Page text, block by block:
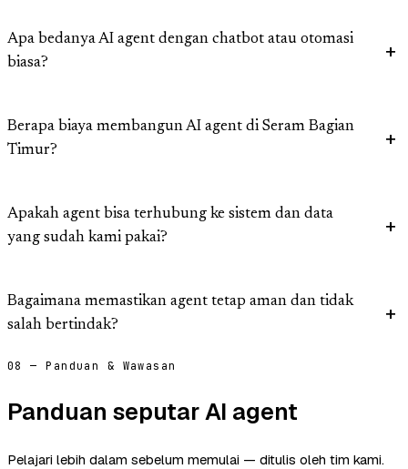
Apa bedanya AI agent dengan chatbot atau otomasi
biasa?
Berapa biaya membangun AI agent di Seram Bagian
Timur?
Apakah agent bisa terhubung ke sistem dan data
yang sudah kami pakai?
Bagaimana memastikan agent tetap aman dan tidak
salah bertindak?
08 — Panduan & Wawasan
Panduan seputar AI agent
Pelajari lebih dalam sebelum memulai — ditulis oleh tim kami.